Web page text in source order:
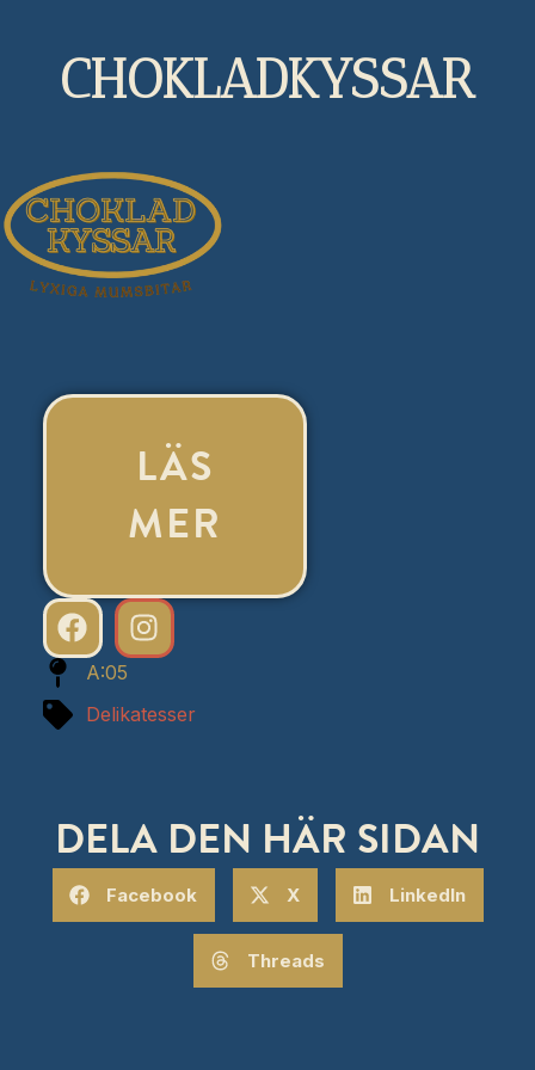
CHOKLADKYSSAR
LÄS
MER
A:05
Delikatesser
DELA DEN HÄR SIDAN
Facebook X LinkedIn
Threads